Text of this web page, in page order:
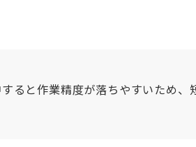
ると作業精度が落ちやすいため